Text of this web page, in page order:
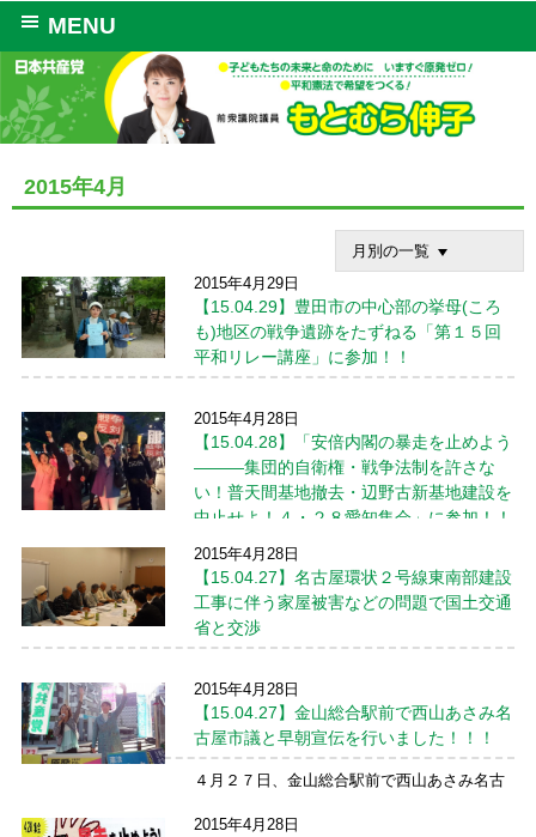
MENU
2015年4月
月別の一覧
2015年4月29日
【15.04.29】豊田市の中心部の挙母(ころ
も)地区の戦争遺跡をたずねる「第１５回
平和リレー講座」に参加！！
地区の戦争遺跡をたずねる「第１５回平和リ
レー講座」に参加しました。 挙母地区と
は、梅ヶ坪、宮口、逢妻、根川、挙母の５町
村が１９０６年に合併した地域を指すそうで
す。 終戦間近 ... 続きを読む →
2015年4月28日
【15.04.28】「安倍内閣の暴走を止めよう
―――集団的自衛権・戦争法制を許さな
い！普天間基地撤去・辺野古新基地建設を
中止せよ！４・２８愛知集会」に参加！！
「安倍内閣の暴走を止めよう―――集団的
自衛権・戦争法制を許さない！普天間基地撤
去・辺野古新基地建設を中止せよ！４・２８
愛知集会」に参加しました！！ 斉藤愛子名
古屋市議、くれまつ順子名古屋市議、山口き
2015年4月28日
【15.04.27】名古屋環状２号線東南部建設
工事に伴う家屋被害などの問題で国土交通
省と交渉
の皆様、名古屋環状２号線問題懇談会の皆様
が国会に来られ、名古屋市天白区、緑区を通
る名古屋環状２号線（高速専用部）・国道３
０２号（一般部）、関連工事（雨水調整池、
共同溝立坑）周辺の住 ...続きを読む →
2015年4月28日
【15.04.27】金山総合駅前で西山あさみ名
古屋市議と早朝宣伝を行いました！！！
４月２７日、金山総合駅前で西山あさみ名古
のご報告と決意を述べました。 引き続き５月
2015年4月28日